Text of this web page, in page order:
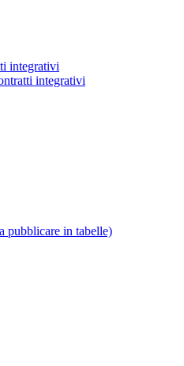
integrativi
integrativi
pubblicare in tabelle)